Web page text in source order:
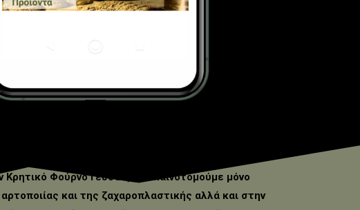
Κρητικό Φούρνο Γεύσεις δεν καινοτομούμε μόνο
και της ζαχαροπλαστικής αλλά και στην